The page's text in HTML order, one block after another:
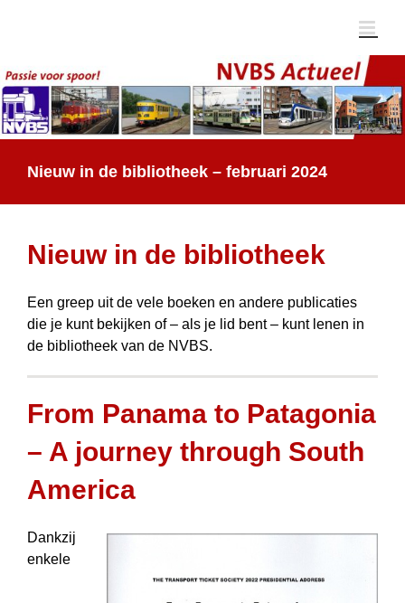
Nieuw in de bibliotheek – februari 2024
Nieuw in de bibliotheek
Een greep uit de vele boeken en andere publicaties
die je kunt bekijken of – als je lid bent – kunt lenen in
de bibliotheek van de NVBS.
From Panama to Patagonia
– A journey through South
America
Dankzij
enkele